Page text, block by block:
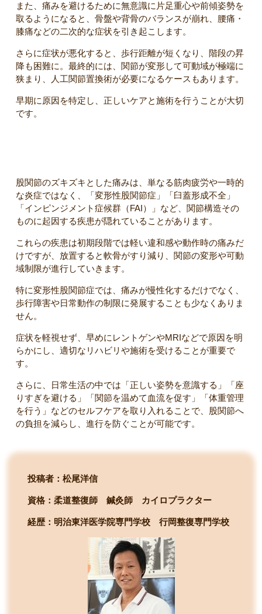
また、痛みを避けるために無意識に片足重心や前傾姿勢を
取るようになると、骨盤や背骨のバランスが崩れ、腰痛・
膝痛などの二次的な症状を引き起こします。
さらに症状が悪化すると、歩行距離が短くなり、階段の昇
降も困難に。最終的には、関節が変形して可動域が極端に
狭まり、人工関節置換術が必要になるケースもあります。
早期に原因を特定し、正しいケアと施術を行うことが大切
です。
股関節のズキズキとした痛みは、単なる筋肉疲労や一時的
な炎症ではなく、「変形性股関節症」「臼蓋形成不全」
「インピンジメント症候群（FAI）」など、関節構造その
ものに起因する疾患が隠れていることがあります。
これらの疾患は初期段階では軽い違和感や動作時の痛みだ
けですが、放置すると軟骨がすり減り、関節の変形や可動
域制限が進行していきます。
特に変形性股関節症では、痛みが慢性化するだけでなく、
歩行障害や日常動作の制限に発展することも少なくありま
せん。
症状を軽視せず、早めにレントゲンやMRIなどで原因を明
らかにし、適切なリハビリや施術を受けることが重要で
す。
さらに、日常生活の中では「正しい姿勢を意識する」「座
りすぎを避ける」「関節を温めて血流を促す」「体重管理
を行う」などのセルフケアを取り入れることで、股関節へ
の負担を減らし、進行を防ぐことが可能です。
投稿者：松尾洋信
資格：柔道整復師 鍼灸師 カイロプラクター
経歴：明治東洋医学院専門学校 行岡整復専門学校